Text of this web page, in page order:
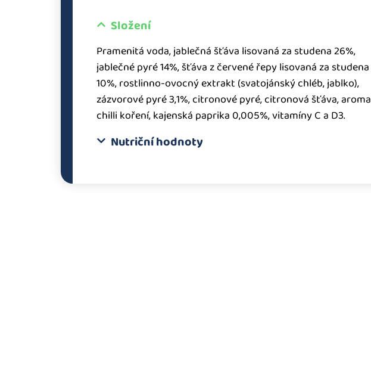
Složení
Pramenitá voda, jablečná šťáva lisovaná za studena 26%,
jablečné pyré 14%, šťáva z červené řepy lisovaná za studena
10%, rostlinno-ovocný extrakt (svatojánský chléb, jablko),
zázvorové pyré 3,1%, citronové pyré, citronová šťáva, aroma
chilli koření, kajenská paprika 0,005%, vitamíny C a D3.
Nutriční hodnoty